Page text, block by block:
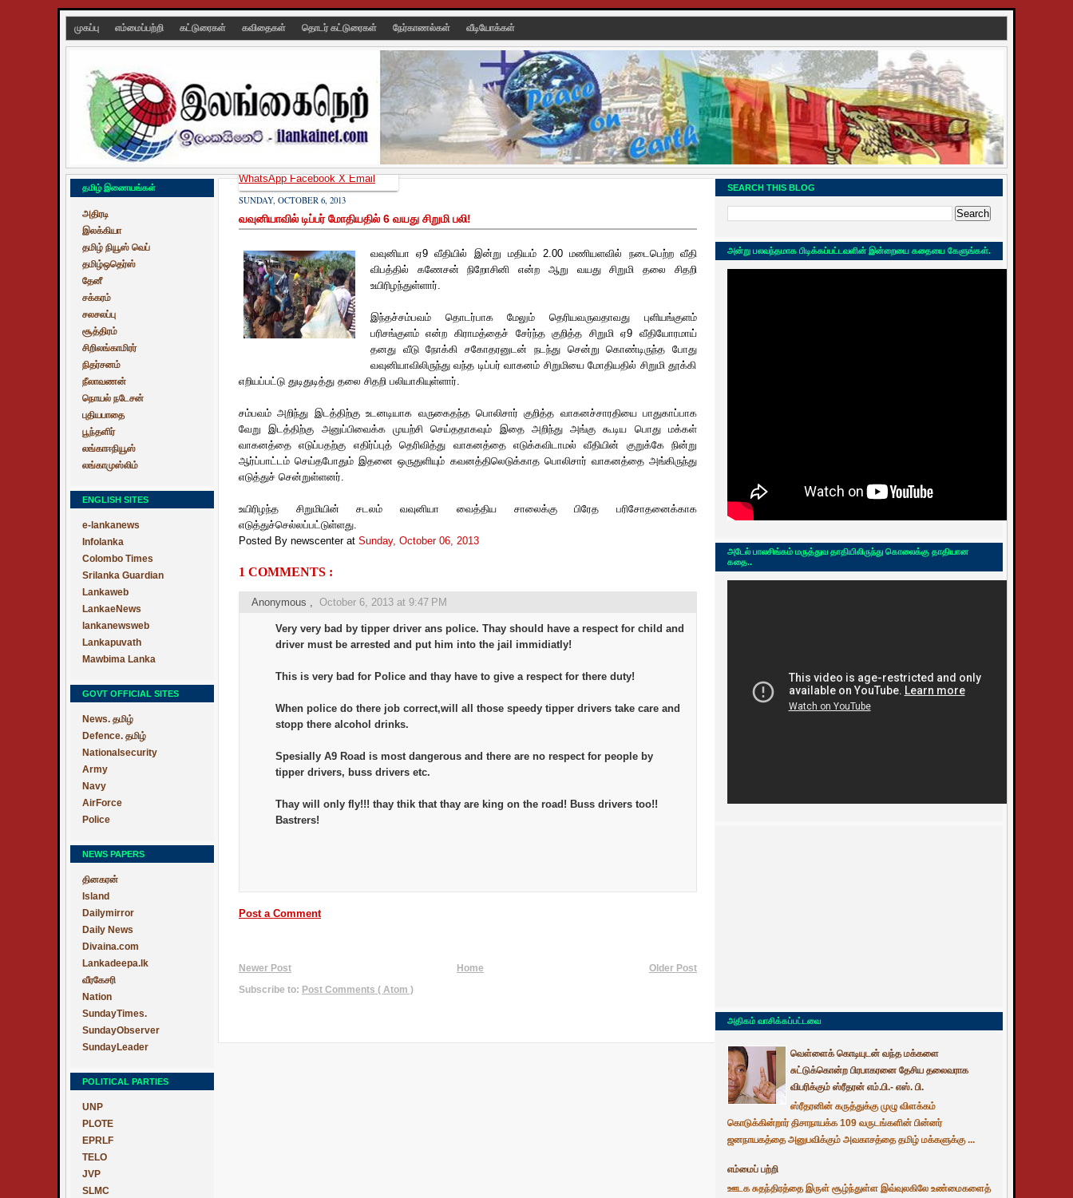
முகப்பு எம்மைப்பற்றி கட்டுரைகள் கவிதைகள் தொடர் கட்டுரைகள் நேர்காணல்கள் வீடியோக்கள்
தமிழ் இணையங்கள்
அதிரடி
இலக்கியா
தமிழ் நியூஸ் வெப்
தமிழ்ஒதெர்ஸ்
தேனீ
சக்கரம்
சலசலப்பு
சூத்திரம்
சிறிலங்காமிரர்
நிதர்சனம்
நீலாவணன்
நொயல் நடேசன்
புதியபாதை
பூந்தளிர்
லங்காஈநியூஸ்
லங்காமுஸ்லிம்
ENGLISH SITES
e-lankanews
Infolanka
Colombo Times
Srilanka Guardian
Lankaweb
LankaeNews
lankanewsweb
Lankapuvath
Mawbima Lanka
GOVT OFFICIAL SITES
News. தமிழ்
Defence. தமிழ்
Nationalsecurity
Army
Navy
AirForce
Police
NEWS PAPERS
தினகரன்
Island
Dailymirror
Daily News
Divaina.com
Lankadeepa.lk
வீரகேசரி
Nation
SundayTimes.
SundayObserver
SundayLeader
POLITICAL PARTIES
UNP
PLOTE
EPRLF
TELO
JVP
SLMC
SUNDAY, OCTOBER 6, 2013
வவுனியாவில் டிப்பர் மோதியதில் 6 வயது சிறுமி பலி!
வவுனியா ஏ9 வீதியில் இன்று மதியம் 2.00 மணியளவில் நடைபெற்ற வீதி
விபத்தில் கணேசன் நிறோசினி என்ற ஆறு வயது சிறுமி தலை சிதறி
உயிரிழந்துள்ளார்.
இந்தச்சம்பவம் தொடர்பாக மேலும் தெரியவருவதாவது புளியங்குளம்
பரிசங்குளம் என்ற கிராமத்தைச் சேர்ந்த குறித்த சிறுமி ஏ9 வீதியோரமாய்
தனது வீடு நோக்கி சகோதரனுடன் நடந்து சென்று கொண்டிருந்த போது
வவுனியாவிலிருந்து வந்த டிப்பர் வாகனம் சிறுமியை மோதியதில் சிறுமி தூக்கி
எறியப்பட்டு துடிதுடித்து தலை சிதறி பலியாகியுள்ளார்.
சம்பவம் அறிந்து இடத்திற்கு உடனடியாக வருகைதந்த பொலிசார் குறித்த வாகனச்சாரதியை பாதுகாப்பாக
வேறு இடத்திற்கு அனுப்பிவைக்க முயற்சி செய்ததாகவும் இதை அறிந்து அங்கு கூடிய பொது மக்கள்
வாகனத்தை எடுப்பதற்கு எதிர்ப்புத் தெரிவித்து வாகனத்தை எடுக்கவிடாமல் வீதியின் குறுக்கே நின்று
ஆர்ப்பாட்டம் செய்தபோதும் இதனை ஒருதுளியும் கவனத்திலெடுக்காத பொலிசார் வாகனத்தை அங்கிருந்து
எடுத்துச் சென்றுள்ளனர்.
உயிரிழந்த சிறுமியின் சடலம் வவுனியா வைத்திய சாலைக்கு பிரேத பரிசோதனைக்காக
எடுத்துச்செல்லப்பட்டுள்ளது.
Posted By newscenter at Sunday, October 06, 2013
1 COMMENTS :
Anonymous , October 6, 2013 at 9:47 PM
Very very bad by tipper driver ans police. Thay should have a respect for child and
driver must be arrested and put him into the jail immidiatly!
This is very bad for Police and thay have to give a respect for there duty!
When police do there job correct,will all those speedy tipper drivers take care and
stopp there alcohol drinks.
Spesially A9 Road is most dangerous and there are no respect for people by
tipper drivers, buss drivers etc.
Thay will only fly!!! thay thik that thay are king on the road! Buss drivers too!!
Bastrers!
Post a Comment
Newer Post Older Post
Home
Subscribe to: Post Comments ( Atom )
WhatsAppFacebookXEmail
SEARCH THIS BLOG
அன்று பலவந்தமாக பிடிக்கப்பட்டவளின் இன்றையை கதையை கேளுங்கள்.
அடேல் பாலசிங்கம் மருத்துவ தாதியிலிருந்து கொலைக்கு தாதியான
கதை..
அதிகம் வாசிக்கப்பட்டவை
வெள்ளைக் கொடியுடன் வந்த மக்களை
சுட்டுக்கொன்ற பிரபாகரனை தேசிய தலைவராக
விபரிக்கும் ஸ்ரீதரன் எம்.பி.- எஸ். பி.
ஸ்ரீதரனின் கருத்துக்கு முழு விளக்கம்
கொடுக்கின்றார் திசாநாயக்க 109 வருடங்களின் பின்னர்
ஜனநாயகத்தை அனுபவிக்கும் அவகாசத்தை தமிழ் மக்களுக்கு ...
எம்மைப் பற்றி
ஊடக சுதந்திரத்தை இருள் சூழ்ந்துள்ள இவ்வுலகிலே உண்மைகளைத்